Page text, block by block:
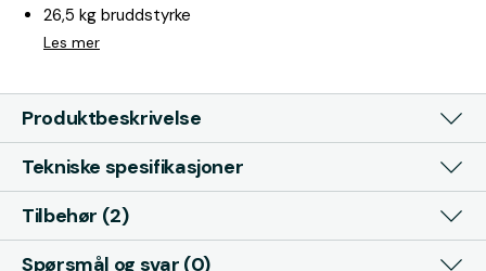
26,5 kg bruddstyrke
Les mer
Produktbeskrivelse
Tekniske spesifikasjoner
Tilbehør (2)
Spørsmål og svar (0)